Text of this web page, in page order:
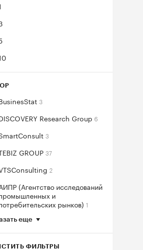
3
Research Group 6
3
GROUP 37
2
(Агентство исследований
и
рынков) 1
еще
ФИЛЬТРЫ